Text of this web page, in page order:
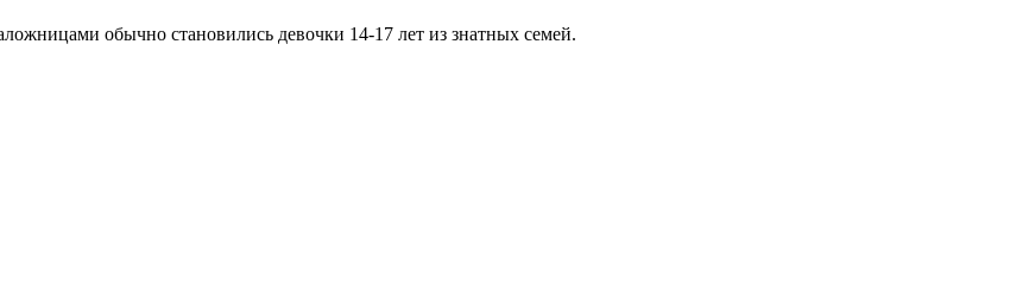
обычно становились девочки 14-17 лет из знатных семей.